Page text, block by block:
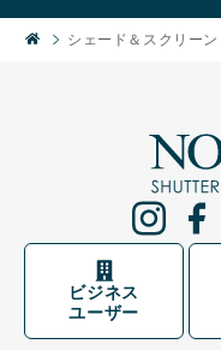
シェード＆スクリーン
ビジネス
ユーザー